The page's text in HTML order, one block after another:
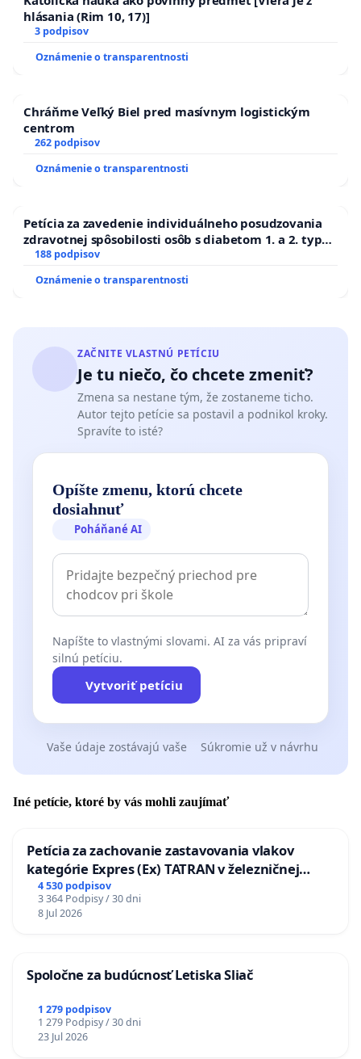
hlásania (Rim 10, 17)]
3 podpisov
Oznámenie o transparentnosti
Chráňme Veľký Biel pred masívnym logistickým
centrom
262 podpisov
Oznámenie o transparentnosti
Petícia za zavedenie individuálneho posudzovania
zdravotnej spôsobilosti osôb s diabetom 1. a 2. typu
pri prijímaní do Policajného zboru SR
188 podpisov
Oznámenie o transparentnosti
ZAČNITE VLASTNÚ PETÍCIU
Je tu niečo, čo chcete zmeniť?
Zmena sa nestane tým, že zostaneme ticho.
Autor tejto petície sa postavil a podnikol kroky.
Spravíte to isté?
Opíšte zmenu, ktorú chcete
dosiahnuť
Poháňané AI
Napíšte to vlastnými slovami. AI za vás pripraví
silnú petíciu.
Vytvoriť petíciu
Vaše údaje zostávajú vaše Súkromie už v návrhu
Iné petície, ktoré by vás mohli zaujímať
Petícia za zachovanie zastavovania vlakov
kategórie Expres (Ex) TATRAN v železničnej
stanici Púchov
4 530 podpisov
3 364 Podpisy / 30 dni
8 Jul 2026
Spoločne za budúcnosť Letiska Sliač
1 279 podpisov
1 279 Podpisy / 30 dni
23 Jul 2026